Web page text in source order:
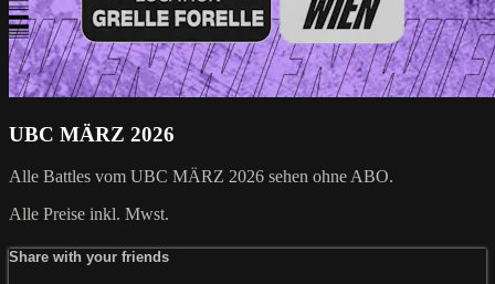
UBC MÄRZ 2026
Alle Battles vom UBC MÄRZ 2026 sehen ohne ABO.
Alle Preise inkl. Mwst.
Share with your friends